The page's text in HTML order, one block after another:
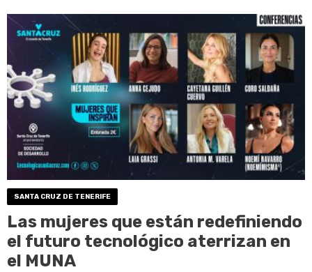
SANTA CRUZ DE TENERIFE
Las mujeres que están redefiniendo
el futuro tecnológico aterrizan en
el MUNA